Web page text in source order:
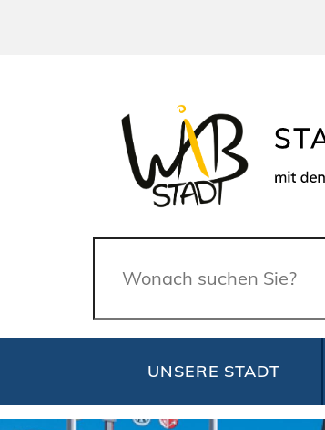
Suche
UNSERE STADT